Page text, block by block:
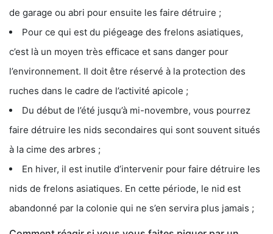
de garage ou abri pour ensuite les faire détruire ;
Pour ce qui est du piégeage des frelons asiatiques,
c’est là un moyen très efficace et sans danger pour
l’environnement. Il doit être réservé à la protection des
ruches dans le cadre de l’activité apicole ;
Du début de l’été jusqu’à mi-novembre, vous pourrez
faire détruire les nids secondaires qui sont souvent situés
à la cime des arbres ;
En hiver, il est inutile d’intervenir pour faire détruire les
nids de frelons asiatiques. En cette période, le nid est
abandonné par la colonie qui ne s’en servira plus jamais ;